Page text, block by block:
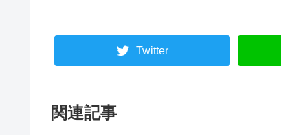
Twitter
関連記事